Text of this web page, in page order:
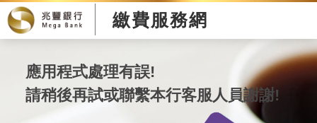
繳費服務網
應用程式處理有誤!
請稍後再試或聯繫本行客服人員謝謝!